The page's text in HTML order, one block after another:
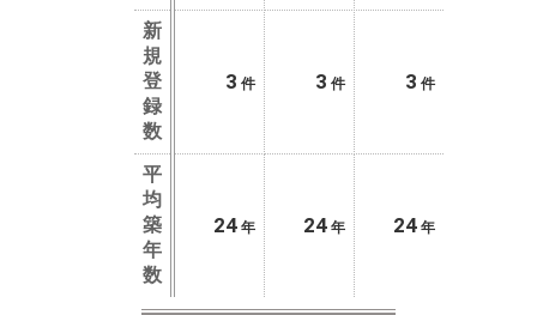
新
規
登
録
数
3 件 3 件 3 件
平
均
築
年
数
24 年 24 年 24 年